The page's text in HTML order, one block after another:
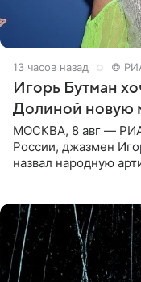
13 часов назад ©
Игорь Бутман
Долиной новую
МОСКВА, 8 авг —
России, джазмен
назвал народную